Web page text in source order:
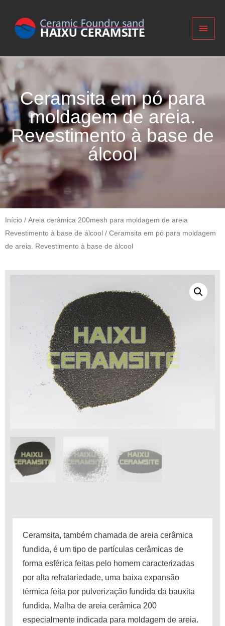
Ceramsita em pó para
moldagem de areia.
Revestimento à base de
álcool
Início / Areia cerâmica 200mesh para moldagem de areia
Revestimento à base de álcool / Ceramsita em pó para moldagem
de areia. Revestimento à base de álcool
Ceramsita, também chamada de areia cerâmica
fundida, é um tipo de partículas cerâmicas de
forma esférica feitas pelo homem caracterizadas
por alta refratariedade, uma baixa expansão
térmica feita por pulverização fundida da bauxita
fundida. Malha de areia cerâmica 200
especialmente indicada para moldagem de areia.